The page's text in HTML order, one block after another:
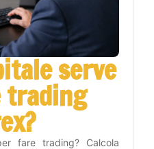
serve
trading
fare trading? Calcola